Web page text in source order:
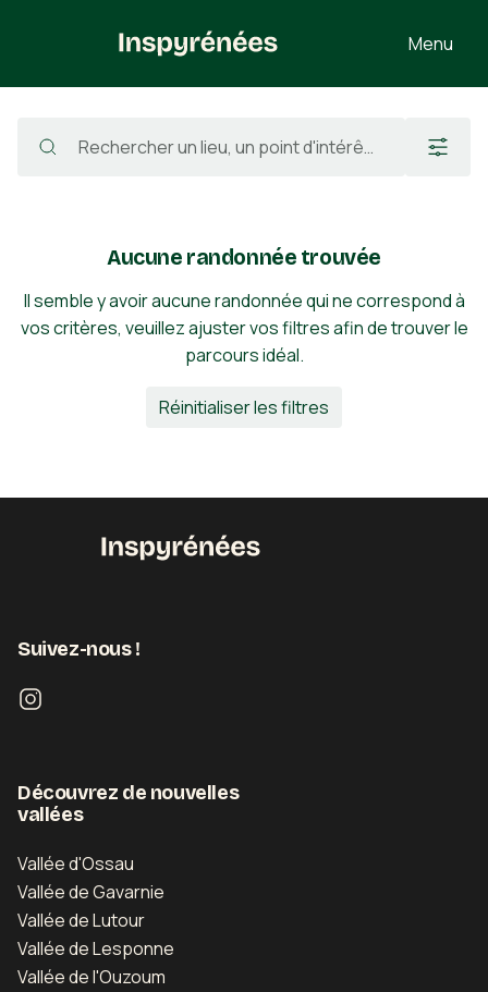
Menu
/ France / Hautes-Pyrénées
Aucune randonnée trouvée
Il semble y avoir aucune randonnée qui ne correspond à
vos critères, veuillez ajuster vos filtres afin de trouver le
parcours idéal.
Réinitialiser les filtres
Suivez-nous !
Découvrez de nouvelles
vallées
Vallée d'Ossau
Vallée de Gavarnie
Vallée de Lutour
Vallée de Lesponne
Vallée de l'Ouzoum